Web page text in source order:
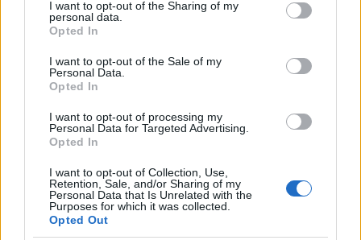
not limited to your visit or usage behaviour. You may click to
grant or deny consent to Google and its third-party tags to
use your data for below specified purposes in below Google
consent section.
I want to opt-out of the Sharing of my
personal data.
Opted In
I want to opt-out of the Sale of my
Personal Data.
Opted In
I want to opt-out of processing my
Personal Data for Targeted Advertising.
Opted In
I want to opt-out of Collection, Use,
Retention, Sale, and/or Sharing of my
Personal Data that Is Unrelated with the
Purposes for which it was collected.
Opted Out
Όλες οι αιτήσεις θα περάσουν από κριτική επιτροπή
διεθνών καταξιωμένων επιστημόνων που καλύπτουν
χημεία και πληροφορική. Από τις συμμετοχές θα
ξεχωρίσουν 90 φιναλίστ (30 από την Αμερική, 30 από
την Ασία και 30 από Ευρώπη, Μέση Ανατολή και
Αφρική), οι οποίοι και θα διεκδικήσουν τα μεγάλα
Οι τυχεροί νικητές θα κερδίουν υποτροφίες,
εκπαιδευτικά ταξίδια στα νησιά Galapagos και
επαγγελματικές προτάσεις από τον Ευρωπαϊκό